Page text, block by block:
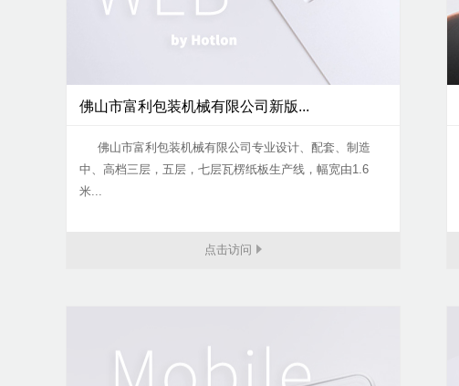
佛山市富利包装机械有限公司新版...
佛山市富利包装机械有限公司专业设计、配套、制造
中、高档三层，五层，七层瓦楞纸板生产线，幅宽由1.6
米...
点击访问